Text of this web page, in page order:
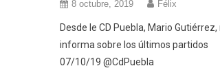
8 octubre, 2019 Félix
Desde le CD Puebla, Mario Gutiérrez,
informa sobre los últimos partidos
07/10/19 @CdPuebla